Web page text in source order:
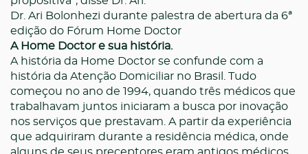
Dr. Ari Bolonhezi durante palestra de abertura da 6ª
edição do Fórum Home Doctor
A Home Doctor e sua história.
A história da Home Doctor se confunde com a
história da Atenção Domiciliar no Brasil. Tudo
começou no ano de 1994, quando três médicos que
trabalhavam juntos iniciaram a busca por inovação
nos serviços que prestavam. A partir da experiência
que adquiriram durante a residência médica, onde